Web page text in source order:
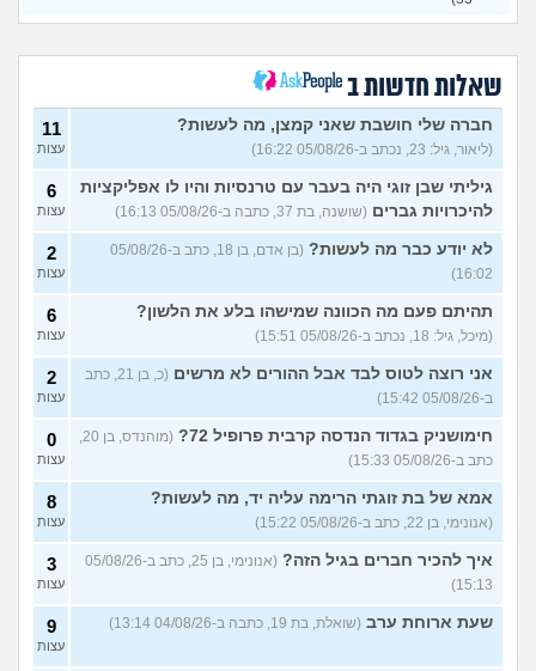
הבילויים, זה מוריד לכם?
(לחם ושעשועים, בן 36)
13
כשרבתי עם בת הזוג שלי,
דחפתי אותה מתוך כעס. איך
להתמודד?
(אלכס, שם בדוי, בן
40)
13
עצות
איך להסביר לה שאני רוצה
להיפרד?
(עידן, בן 27)
20
עצות
בעיות ביני לבית הזוג, מה
לעשות?
6
עצות
לא משלמת בדייטים
(אלי, בן
29)
9
עצות
יוצאת איתו היום לדייט ראשון 3
עצות
בטיילת או מועדון?
(רואי, בן
26)
8
עצות
לוקח אותי לדייטים גרועים
האם להמשיך?
(נטע, בת 21)
17
עצות
עוד שאלות חדשות במדור
שאלות חדשות ב
חברה שלי חושבת שאני קמצן, מה לעשות?
(ליאור, גיל: 23, נכתב ב-05/08/26 16:22)
11
עצות
גיליתי שבן זוגי היה בעבר עם טרנסיות והיו לו אפליקציות
להיכרויות גברים (שושנה, בת 37, כתבה ב-05/08/26 16:13)
6
עצות
לא יודע כבר מה לעשות?
(בן אדם, בן 18, כתב ב-05/08/26
16:02)
2
עצות
תהיתם פעם מה הכוונה שמישהו בלע את הלשון?
(מיכל, גיל: 18, נכתב ב-05/08/26 15:51)
6
עצות
אני רוצה לטוס לבד אבל ההורים לא מרשים
(כ, בן 21, כתב
ב-05/08/26 15:42)
2
עצות
חימושניק בגדוד הנדסה קרבית פרופיל 72?
(מוהנדס, בן 20,
כתב ב-05/08/26 15:33)
0
עצות
אמא של בת זוגתי הרימה עליה יד, מה לעשות?
(אנונימי, בן 22, כתב ב-05/08/26 15:22)
8
עצות
איך להכיר חברים בגיל הזה?
(אנונימי, בן 25, כתב ב-05/08/26
15:13)
3
עצות
שעת ארוחת ערב (שואלת, בת 19, כתבה ב-04/08/26 13:14) 9
עצות